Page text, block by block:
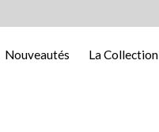
Nouveautés La Collection